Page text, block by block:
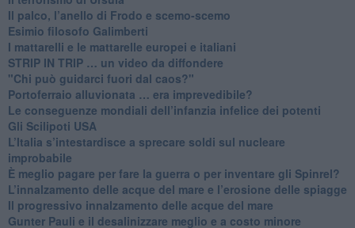
​Il palco, l’anello di Frodo e scemo-scemo
Esimio filosofo Galimberti
​I mattarelli e le mattarelle europei e italiani
​STRIP IN TRIP … un video da diffondere
"Chi può guidarci fuori dal caos?"
​Portoferraio alluvionata … era imprevedibile?
Le conseguenze mondiali dell’infanzia infelice dei potenti
​Gli Scilipoti USA
L’Italia s’intestardisce a sprecare soldi sul nucleare
improbabile
È meglio pagare per fare la guerra o per inventare gli Spinrel?
​L’innalzamento delle acque del mare e l’erosione delle spiagge
​Il progressivo innalzamento delle acque del mare
​Gunter Pauli e il desalinizzare meglio e a costo minore